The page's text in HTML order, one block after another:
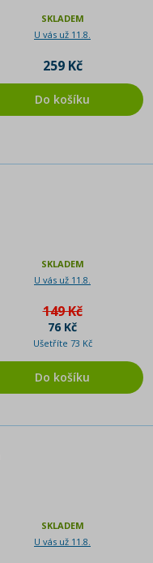
SKLADEM
U vás už 11.8.
259 Kč
Do košíku
SKLADEM
U vás už 11.8.
149 Kč
76 Kč
Ušetříte 73 Kč
Do košíku
SKLADEM
U vás už 11.8.